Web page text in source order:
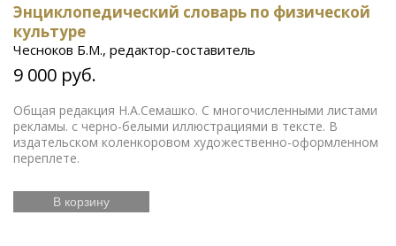
Энциклопедический словарь по физической
культуре
Чесноков Б.М., редактор-составитель
9 000 руб.
Общая редакция Н.А.Семашко. С многочисленными листами
рекламы. с черно-белыми иллюстрациями в тексте. В
издательском коленкоровом художественно-оформленном
переплете.
В корзину